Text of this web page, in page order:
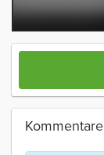
Kommentare